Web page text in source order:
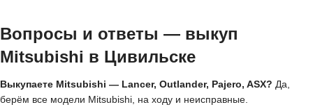
Вопросы и ответы — выкуп
Mitsubishi в Цивильске
Выкупаете Mitsubishi — Lancer, Outlander, Pajero, ASX? Да,
берём все модели Mitsubishi, на ходу и неисправные.